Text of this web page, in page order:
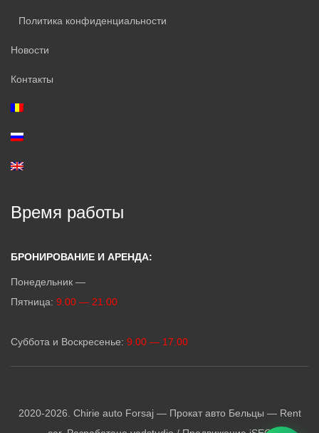
Политика конфиденциальности
Новости
Контакты
Время работы
БРОНИРОВАНИЕ И АРЕНДА:
Понедельник —
Пятница: 9.00 — 21.00
Суббота и Воскресенье: 9.00 — 17.00
2020-2026. Chirie auto Forsaj — Прокат авто Бельцы — Rent